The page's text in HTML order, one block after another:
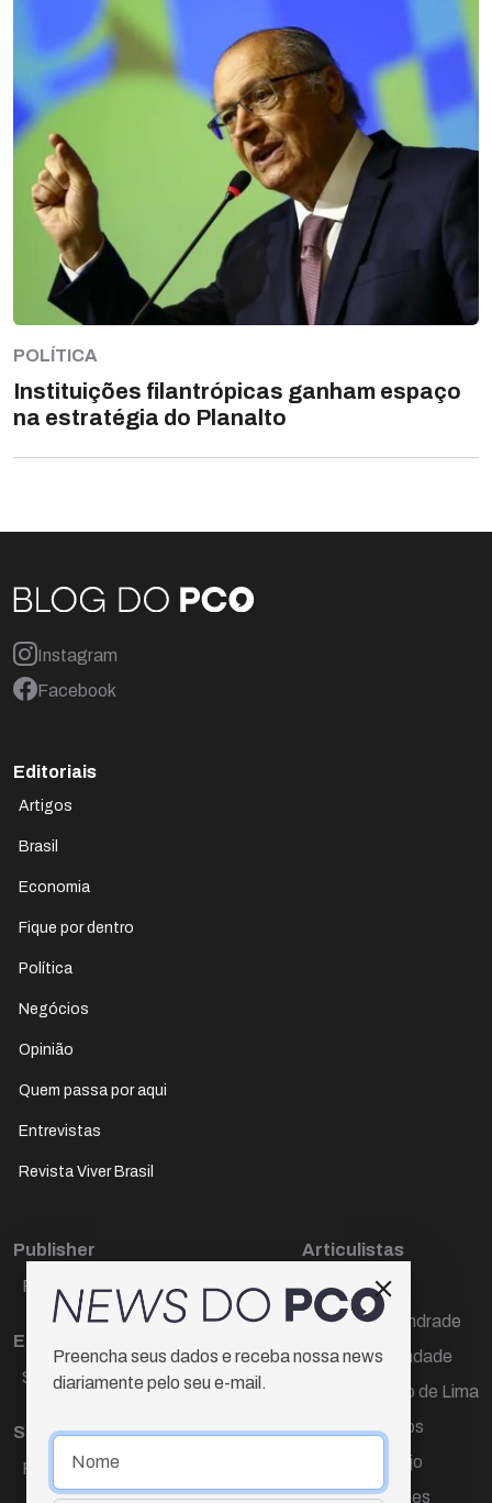
POLÍTICA
Instituições filantrópicas ganham espaço
na estratégia do Planalto
Instagram
Facebook
Editoriais
Artigos
Brasil
Economia
Fique por dentro
Política
Negócios
Opinião
Quem passa por aqui
Entrevistas
Revista Viver Brasil
Publisher
Paulo Cesar de Oliveira
Editora Chefe
Sueli Cotta
Sub-editora
Raquel Ayres
Articulistas
Décio Freire
Dr Marcos Andrade
Hamilton Trindade
Igor Carvalho de Lima
Mario Campos
Renata Araújo
Wagner Gomes
Preencha seus dados e receba nossa news
diariamente pelo seu e-mail.